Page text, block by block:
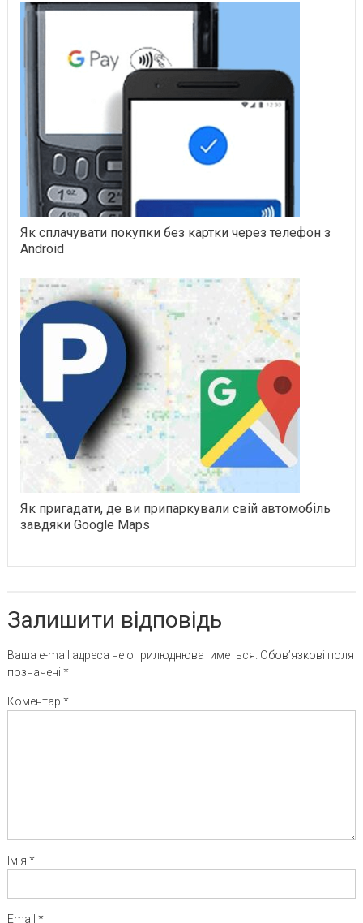
Як сплачувати покупки без картки через телефон з
Android
Як пригадати, де ви припаркували свій автомобіль
завдяки Google Maps
Залишити відповідь
Ваша e-mail адреса не оприлюднюватиметься. Обов’язкові поля
позначені *
Коментар *
Ім'я *
Email *